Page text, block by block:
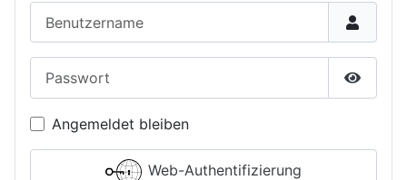
Angemeldet bleiben
Web-Authentifizierung